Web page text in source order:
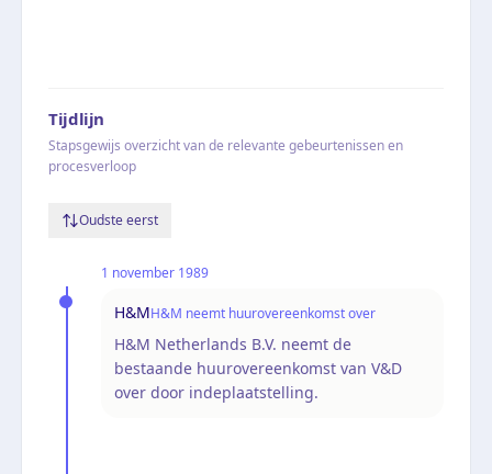
Tijdlijn
Stapsgewijs overzicht van de relevante gebeurtenissen en
procesverloop
Oudste eerst
1 november 1989
H&MH&M neemt huurovereenkomst over
H&M Netherlands B.V. neemt de
bestaande huurovereenkomst van V&D
over door indeplaatstelling.